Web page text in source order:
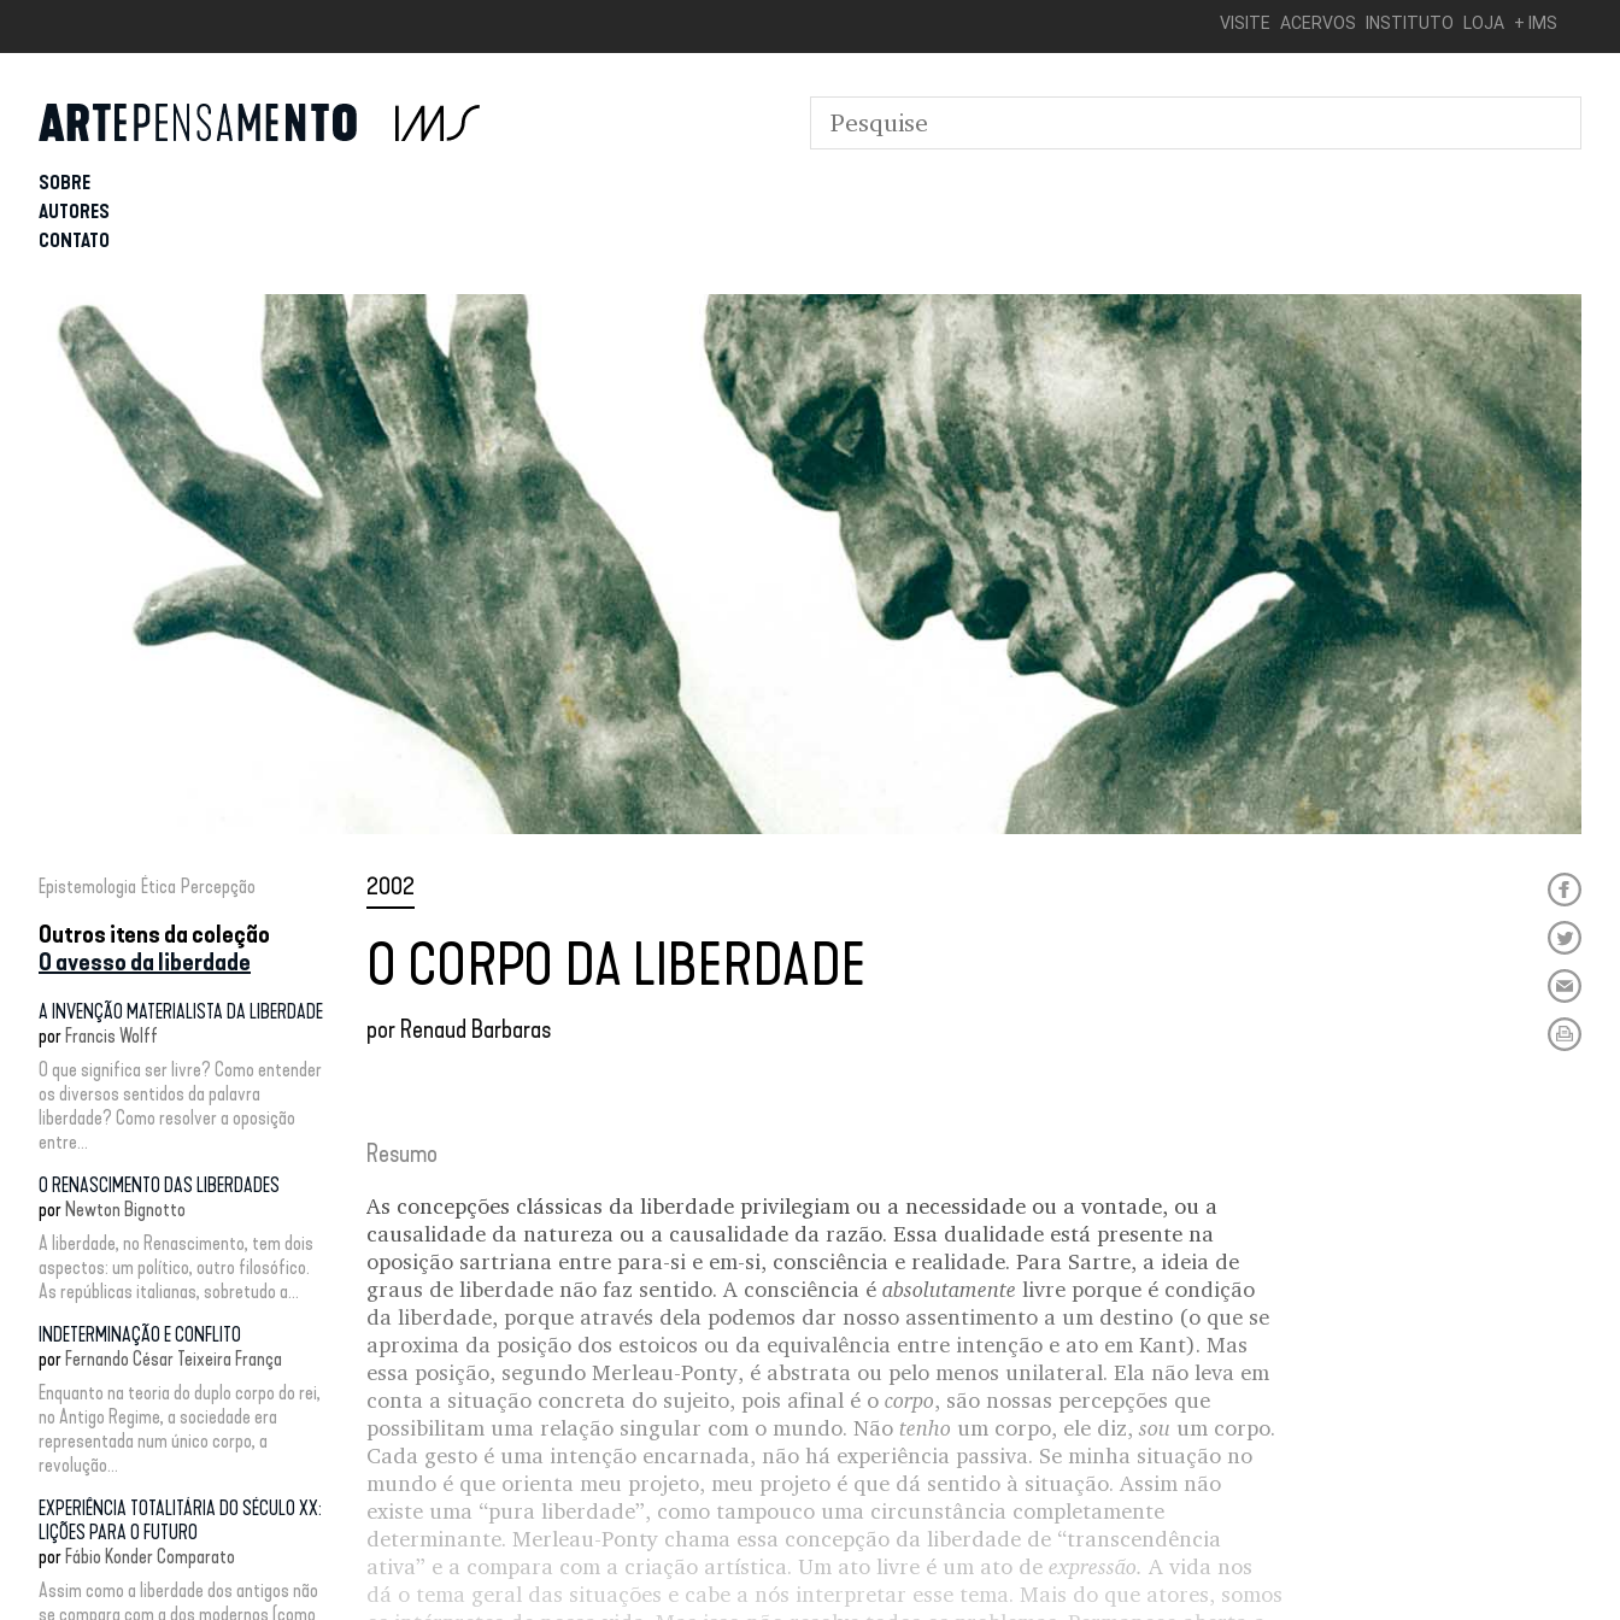
VISITE ACERVOS INSTITUTO LOJA + IMS
SOBRE
AUTORES
CONTATO
Epistemologia Ética Percepção
Outros itens da coleção
O avesso da liberdade
A INVENÇÃO MATERIALISTA DA LIBERDADE
por Francis Wolff
O que significa ser livre? Como entender
os diversos sentidos da palavra
liberdade? Como resolver a oposição
entre...
O RENASCIMENTO DAS LIBERDADES
por Newton Bignotto
A liberdade, no Renascimento, tem dois
aspectos: um político, outro filosófico.
As repúblicas italianas, sobretudo a...
INDETERMINAÇÃO E CONFLITO
por Fernando César Teixeira França
Enquanto na teoria do duplo corpo do rei,
no Antigo Regime, a sociedade era
representada num único corpo, a
revolução...
EXPERIÊNCIA TOTALITÁRIA DO SÉCULO XX:
LIÇÕES PARA O FUTURO
por Fábio Konder Comparato
Assim como a liberdade dos antigos não
se compara com a dos modernos (como
2002
O CORPO DA LIBERDADE
por Renaud Barbaras
Resumo
As concepções clássicas da liberdade privilegiam ou a necessidade ou a vontade, ou a
causalidade da natureza ou a causalidade da razão. Essa dualidade está presente na
oposição sartriana entre para-si e em-si, consciência e realidade. Para Sartre, a ideia de
graus de liberdade não faz sentido. A consciência é absolutamente livre porque é condição
da liberdade, porque através dela podemos dar nosso assentimento a um destino (o que se
aproxima da posição dos estoicos ou da equivalência entre intenção e ato em Kant). Mas
essa posição, segundo Merleau-Ponty, é abstrata ou pelo menos unilateral. Ela não leva em
conta a situação concreta do sujeito, pois afinal é o corpo, são nossas percepções que
possibilitam uma relação singular com o mundo. Não tenho um corpo, ele diz,sou um corpo.
Cada gesto é uma intenção encarnada, não há experiência passiva. Se minha situação no
mundo é que orienta meu projeto, meu projeto é que dá sentido à situação. Assim não
existe uma “pura liberdade”, como tampouco uma circunstância completamente
determinante. Merleau-Ponty chama essa concepção da liberdade de “transcendência
ativa” e a compara com a criação artística. Um ato livre é um ato de expressão. A vida nos
dá o tema geral das situações e cabe a nós interpretar esse tema. Mais do que atores, somos